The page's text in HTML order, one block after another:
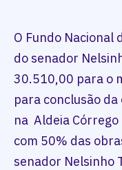
O Fundo Nacional
do senador
30.510,00 para o
para conclusão
na Aldeia Córrego
com 50% das
senador Nelsinho